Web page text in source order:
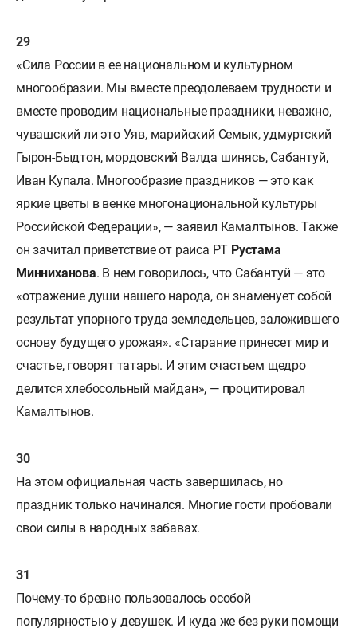
«Сила России в ее национальном и культурном
многообразии. Мы вместе преодолеваем трудности и
вместе проводим национальные праздники, неважно,
чувашский ли это Уяв, марийский Семык, удмуртский
Гырон-Быдтон, мордовский Валда шинясь, Сабантуй,
Иван Купала. Многообразие праздников — это как
яркие цветы в венке многонациональной культуры
Российской Федерации», — заявил Камалтынов. Также
он зачитал приветствие от раиса РТ Рустама
Минниханова. В нем говорилось, что Сабантуй — это
«отражение души нашего народа, он знаменует собой
результат упорного труда земледельцев, заложившего
основу будущего урожая». «Старание принесет мир и
счастье, говорят татары. И этим счастьем щедро
делится хлебосольный майдан», — процитировал
Камалтынов.
На этом официальная часть завершилась, но
праздник только начинался. Многие гости пробовали
свои силы в народных забавах.
Почему-то бревно пользовалось особой
популярностью у девушек. И куда же без руки помощи